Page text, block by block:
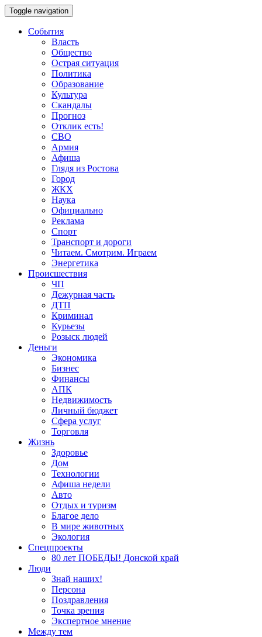
Toggle navigation
События
Власть
Общество
Острая ситуация
Политика
Образование
Культура
Скандалы
Прогноз
Отклик есть!
СВО
Армия
Афиша
Глядя из Ростова
Город
ЖКХ
Наука
Официально
Реклама
Спорт
Транспорт и дороги
Читаем. Смотрим. Играем
Энергетика
Происшествия
ЧП
Дежурная часть
ДТП
Криминал
Курьезы
Розыск людей
Деньги
Экономика
Бизнес
Финансы
АПК
Недвижимость
Личный бюджет
Сфера услуг
Торговля
Жизнь
Здоровье
Дом
Технологии
Афиша недели
Авто
Отдых и туризм
Благое дело
В мире животных
Экология
Спецпроекты
80 лет ПОБЕДЫ! Донской край
Люди
Знай наших!
Персона
Поздравления
Точка зрения
Экспертное мнение
Между тем